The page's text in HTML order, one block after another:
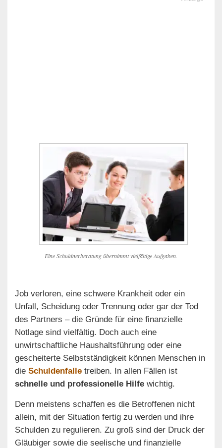
Eine Schuldnerberatung übernimmt vielfältige Aufgaben.
Job verloren, eine schwere Krankheit oder ein
Unfall, Scheidung oder Trennung oder gar der Tod
des Partners – die Gründe für eine finanzielle
Notlage sind vielfältig. Doch auch eine
unwirtschaftliche Haushaltsführung oder eine
gescheiterte Selbstständigkeit können Menschen in
die Schuldenfalle treiben. In allen Fällen ist
schnelle und professionelle Hilfe wichtig.
Denn meistens schaffen es die Betroffenen nicht
allein, mit der Situation fertig zu werden und ihre
Schulden zu regulieren. Zu groß sind der Druck der
Gläubiger sowie die seelische und finanzielle